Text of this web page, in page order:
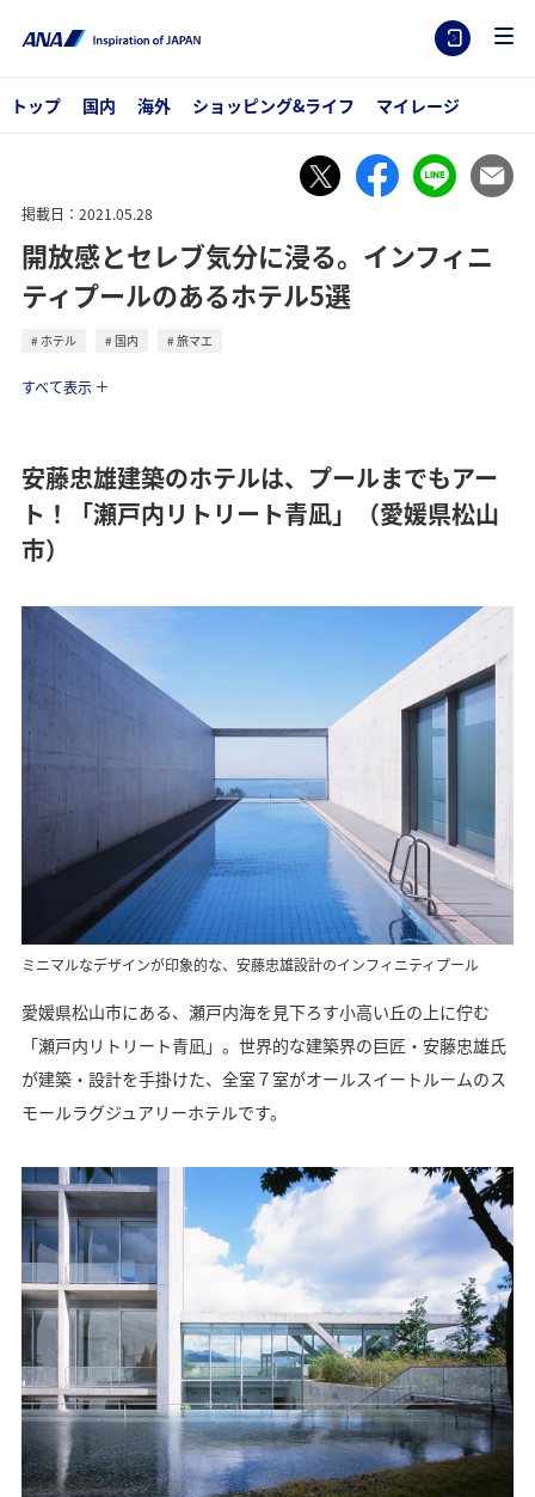
トップ 国内 海外 ショッピング&ライフ マイレージ
掲載日：2021.05.28
開放感とセレブ気分に浸る。インフィニ
ティプールのあるホテル5選
ホテル 国内
旅マエ
トラベル
すべて表示
安藤忠雄建築のホテルは、プールまでもアー
ト！「瀬戸内リトリート青凪」（愛媛県松山
市）
ミニマルなデザインが印象的な、安藤忠雄設計のインフィニティプール
愛媛県松山市にある、瀬戸内海を見下ろす小高い丘の上に佇む
「瀬戸内リトリート青凪」。世界的な建築界の巨匠・安藤忠雄氏
が建築・設計を手掛けた、全室７室がオールスイートルームのス
モールラグジュアリーホテルです。